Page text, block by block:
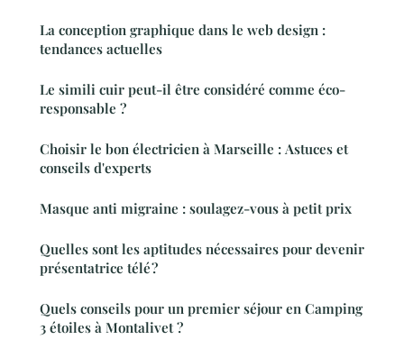
La conception graphique dans le web design :
tendances actuelles
Le simili cuir peut-il être considéré comme éco-
responsable ?
Choisir le bon électricien à Marseille : Astuces et
conseils d'experts
Masque anti migraine : soulagez-vous à petit prix
Quelles sont les aptitudes nécessaires pour devenir
présentatrice télé ?
Quels conseils pour un premier séjour en Camping
3 étoiles à Montalivet ?